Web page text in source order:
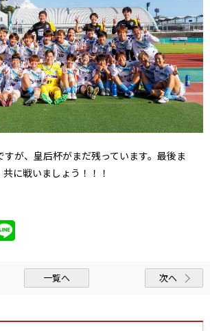
すが、皇后杯がまだ残っています。最後ま
に戦いましょう！！！
一覧へ 次へ